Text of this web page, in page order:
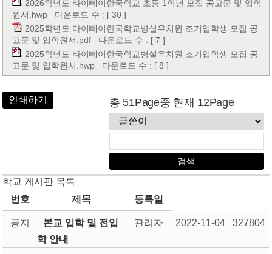
2026학년도 타이뻬이한국학교 초등 1학년 모집 공고문 및 입학
원서.hwp 다운로드 수 : [ 30 ]
2025학년도 타이뻬이한국학교병설유치원 조기입학생 모집 공
고문 및 입학원서.pdf 다운로드 수 : [ 7 ]
2025학년도 타이뻬이한국학교병설유치원 조기입학생 모집 공
고문 및 입학원서.hwp 다운로드 수 : [ 8 ]
인쇄하기 총 51Page중 현재 12Page
학교 게시판 목록
번호
제목 등록일
공지
본교 입학 및 전입
학 안내
관리자 2022-11-04 327804